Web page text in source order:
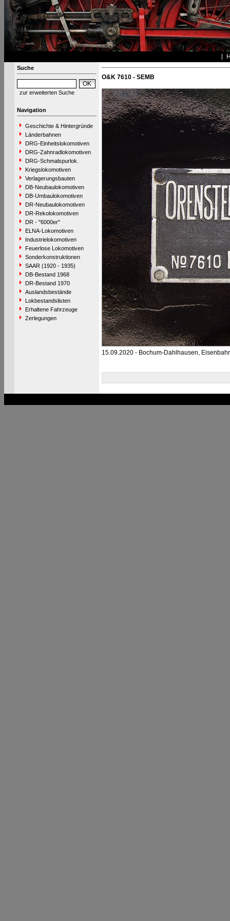
Suche
zur erweiterten Suche
Navigation
Geschichte & Hintergründe
Länderbahnen
DRG-Einheitslokomotiven
DRG-Zahnradlokomotiven
DRG-Schmalspurlok.
Kriegslokomotiven
Verlagerungsbauten
DB-Neubaulokomotiven
DB-Umbaulokomotiven
DR-Neubaulokomotiven
DR-Rekolokomotiven
DR - "6000er"
ELNA-Lokomotiven
Industrielokomotiven
Feuerlose Lokomotiven
Sonderkonstruktionen
SAAR (1920 - 1935)
DB-Bestand 1968
DR-Bestand 1970
Auslandsbestände
Lokbestandslisten
Erhaltene Fahrzeuge
Zerlegungen
O&K 7610 - SEMB
15.09.2020 - Bochum-Dahlhausen,